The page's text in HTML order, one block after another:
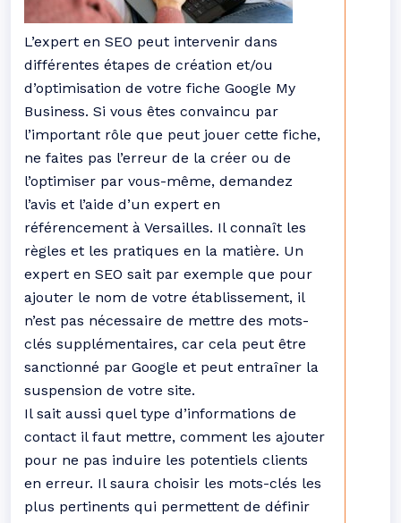
L’expert en SEO peut intervenir dans
différentes étapes de création et/ou
d’optimisation de votre fiche Google My
Business. Si vous êtes convaincu par
l’important rôle que peut jouer cette fiche,
ne faites pas l’erreur de la créer ou de
l’optimiser par vous-même, demandez
l’avis et l’aide d’un expert en
référencement à Versailles. Il connaît les
règles et les pratiques en la matière. Un
expert en SEO sait par exemple que pour
ajouter le nom de votre établissement, il
n’est pas nécessaire de mettre des mots-
clés supplémentaires, car cela peut être
sanctionné par Google et peut entraîner la
suspension de votre site.
Il sait aussi quel type d’informations de
contact il faut mettre, comment les ajouter
pour ne pas induire les potentiels clients
en erreur. Il saura choisir les mots-clés les
plus pertinents qui permettent de définir